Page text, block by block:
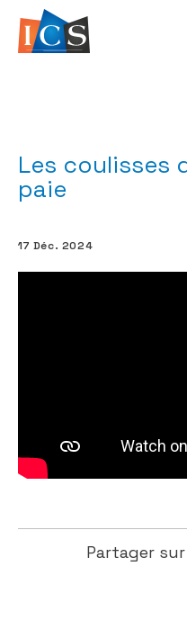
Les coulisses
paie
17 Déc. 2024
Partager sur